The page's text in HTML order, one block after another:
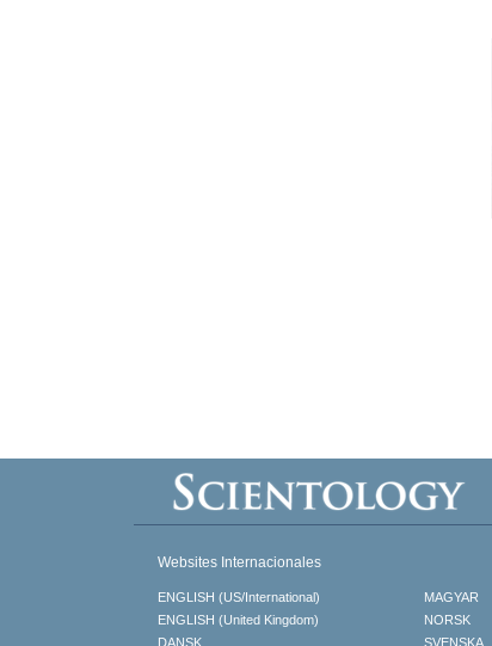
Websites Internacionales
ENGLISH (US/International)
ENGLISH (United Kingdom)
DANSK
MAGYAR
NORSK
SVENSKA